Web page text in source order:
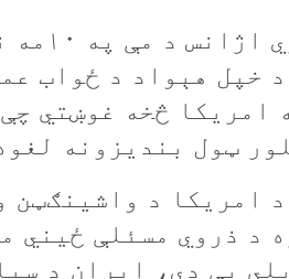
د
خپل هېواد د ځواب
ټول بنديزونه
امريکا د واشينګټن
د ذروي مسئلې ځيني
يې دي، ايران د